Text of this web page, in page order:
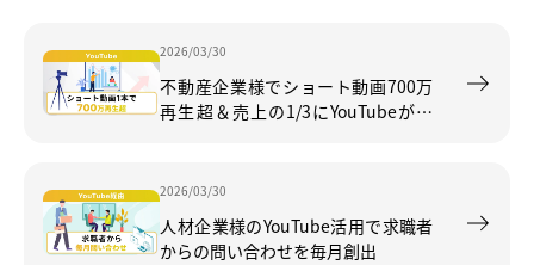
2026/03/30
不動産企業様でショート動画700万
再生超＆売上の1/3にYouTubeが貢
2026/03/30
人材企業様のYouTube活用で求職者
からの問い合わせを毎月創出